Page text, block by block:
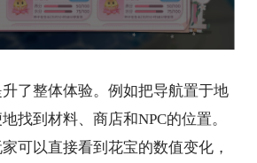
了整体体验。例如把导航置于地
找到材料、商店和NPC的位置。
可以直接看到花宝的数值变化，